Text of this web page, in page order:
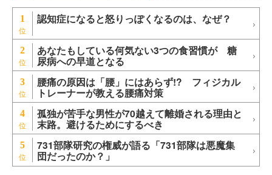
1 認知症になると怒りっぽくなるのは、なぜ？
2 あなたもしている何気ない3つの食習慣が 糖
尿病への早道となる
3 腰痛の原因は「腰」にはあらず!? フィジカル
トレーナーが教える腰痛対策
4 孤独が苦手な男性が70越えて離婚される理由と
末路。避けるためにするべき
5 731部隊研究の権威が語る「731部隊は悪魔集
団だったのか？」